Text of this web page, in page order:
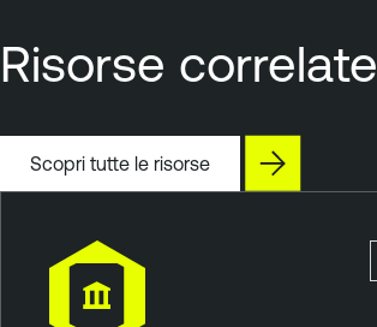
Risorse correlate
Scopri tutte le risorse